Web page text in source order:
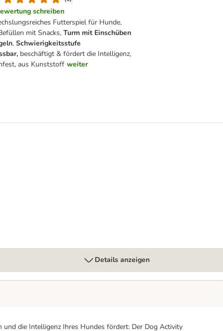
schreiben
Futterspiel für Hunde,
mit Snacks, Turm mit Einschüben
, Schwierigkeitsstufe
beschäftigt & fördert die Intelligenz,
aus Kunststoff weiter
Poker Box
Details anzeigen
und die Intelligenz Ihres Hundes fördert: Der Dog Activity